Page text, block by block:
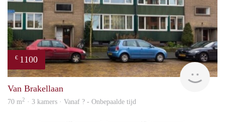
€ 1100
Van Brakellaan
70 m2 · 3 kamers · Vanaf ? - Onbepaalde tijd